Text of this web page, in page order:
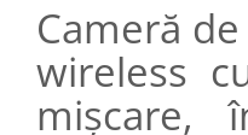
Cameră
wireless
mișcare,